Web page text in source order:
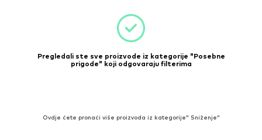
Pregledali ste sve proizvode iz kategorije "Posebne
prigode" koji odgovaraju filterima
Ovdje ćete pronaći više proizvoda iz kategorije" Sniženje"